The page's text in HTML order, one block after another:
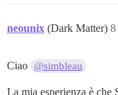
neounix (Dark Matter) 8
Ciao @simbleau
La mia esperienza è che